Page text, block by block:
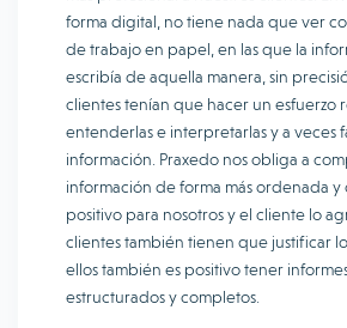
forma digital, no tiene nada que ver
de trabajo en papel, en las que la
escribía de aquella manera, sin
clientes tenían que hacer un esfuerzo
entenderlas e interpretarlas y a veces
información. Praxedo nos obliga a
información de forma más ordenada y
positivo para nosotros y el cliente lo
clientes también tienen que justificar
ellos también es positivo tener
estructurados y completos.